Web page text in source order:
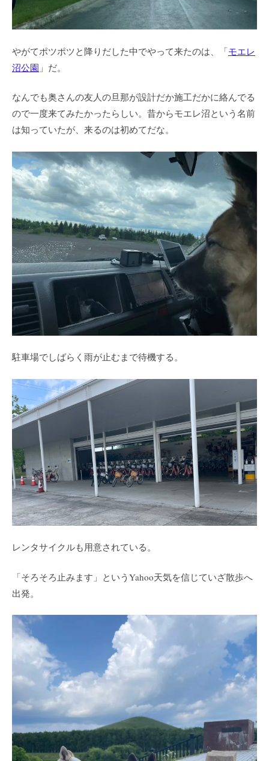
やがてポツポツと降りだした中でやって来たのは、「モエレ
沼公園 」だ。
なんでも奥さんの友人の旦那が設計だか施工だかに絡んでる
ので一度来てみたかったらしい。昔からモエレ沼という名前
は知っていたが、来るのは初めてだな。
駐車場でしばらく雨が止むまで待機する。
レンタサイクルも用意されている。
「そろそろ止みます」というYahoo天気を信じていざ散歩へ
出発。